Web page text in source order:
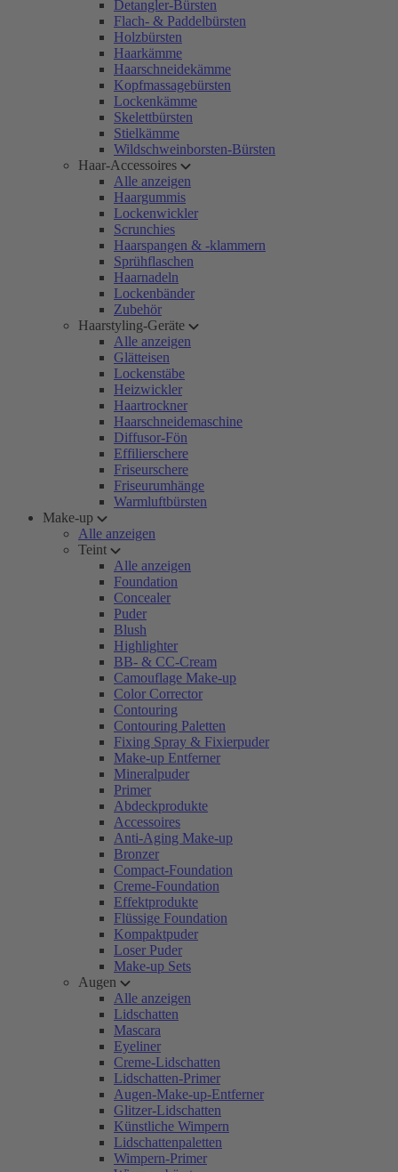
Detangler-Bürsten
Flach- & Paddelbürsten
Holzbürsten
Haarkämme
Haarschneidekämme
Kopfmassagebürsten
Lockenkämme
Skelettbürsten
Stielkämme
Wildschweinborsten-Bürsten
Haar-Accessoires
Alle anzeigen
Haargummis
Lockenwickler
Scrunchies
Haarspangen & -klammern
Sprühflaschen
Haarnadeln
Lockenbänder
Zubehör
Haarstyling-Geräte
Alle anzeigen
Glätteisen
Lockenstäbe
Heizwickler
Haartrockner
Haarschneidemaschine
Diffusor-Fön
Effilierschere
Friseurschere
Friseurumhänge
Warmluftbürsten
Make-up
Alle anzeigen
Teint
Alle anzeigen
Foundation
Concealer
Puder
Blush
Highlighter
BB- & CC-Cream
Camouflage Make-up
Color Corrector
Contouring
Contouring Paletten
Fixing Spray & Fixierpuder
Make-up Entferner
Mineralpuder
Primer
Abdeckprodukte
Accessoires
Anti-Aging Make-up
Bronzer
Compact-Foundation
Creme-Foundation
Effektprodukte
Flüssige Foundation
Kompaktpuder
Loser Puder
Make-up Sets
Augen
Alle anzeigen
Lidschatten
Mascara
Eyeliner
Creme-Lidschatten
Lidschatten-Primer
Augen-Make-up-Entferner
Glitzer-Lidschatten
Künstliche Wimpern
Lidschattenpaletten
Wimpern-Primer